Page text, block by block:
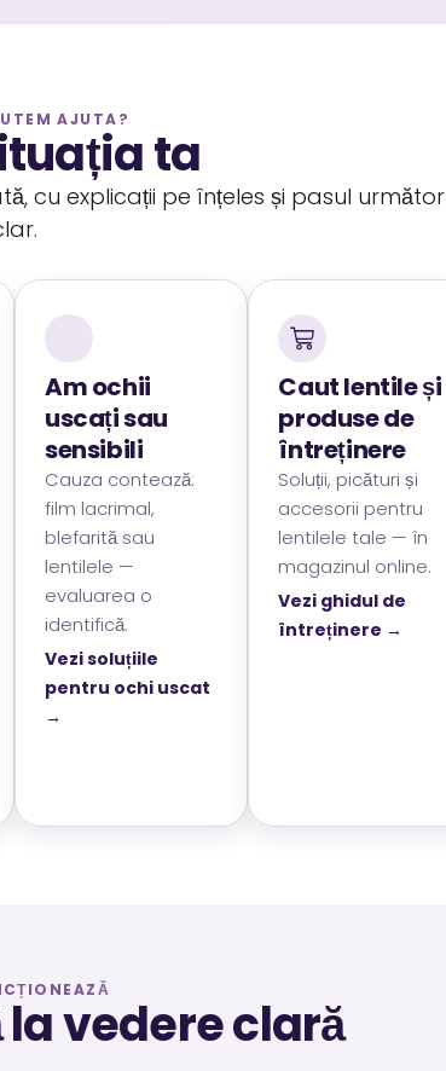
AJUTA?
ta
cu explicații pe înțeles și pasul următor
Am ochii
uscați sau
sensibili
Cauza contează:
film lacrimal,
blefarită sau
lentilele —
evaluarea o
identifică.
Vezi soluțiile
pentru ochi uscat
→
Caut lentile și
produse de
întreținere
Soluții, picături și
accesorii pentru
lentilele tale — în
magazinul online.
Vezi ghidul de
întreținere →
vedere clară